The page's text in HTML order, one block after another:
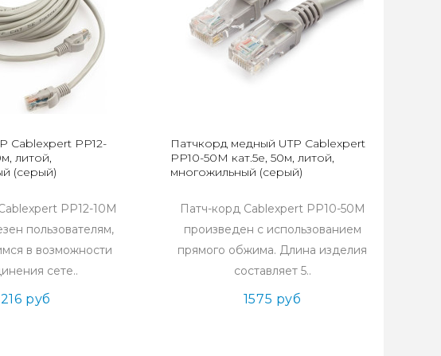
Cablexpert PP12-
литой,
(серый)
PP12-10M
пользователям,
в возможности
сете..
216 руб
Патчкорд медный UTP Cablexpert
PP10-50M кат.5e, 50м, литой,
многожильный (серый)
Патч-корд Cablexpert PP10-50M
произведен с использованием
прямого обжима. Длина изделия
составляет 5..
1575 руб